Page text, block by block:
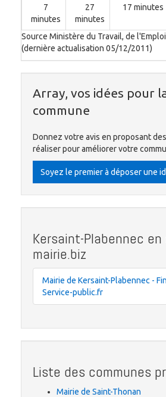
7
minutes
27
minutes
17 minutes
Source Ministère du Travail, de
(dernière actualisation 05/12/2011)
Array, vos idées pour
commune
Donnez votre avis en proposant
réaliser pour améliorer votre
Soyez le premier à déposer une
Kersaint-Plabennec
mairie.biz
Mairie de Kersaint-Plabennec -
Service-public.fr
Liste des communes
Mairie de Saint-Thonan